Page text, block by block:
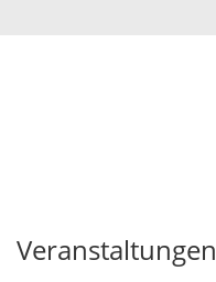
Veranstaltungen